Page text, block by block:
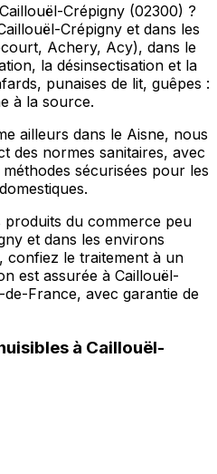
Crépigny (02300) ?
Crépigny et dans les
Achery, Acy), dans le
la désinsectisation et la
punaises de lit, guêpes :
à la source.
ailleurs dans le Aisne, nous
des normes sanitaires, avec
sécurisées pour les
du commerce peu
et dans les environs
le traitement à un
est assurée à Caillouël-
France, avec garantie de
à Caillouël-